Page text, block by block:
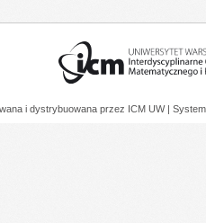
i dystrybuowana przez ICM UW |